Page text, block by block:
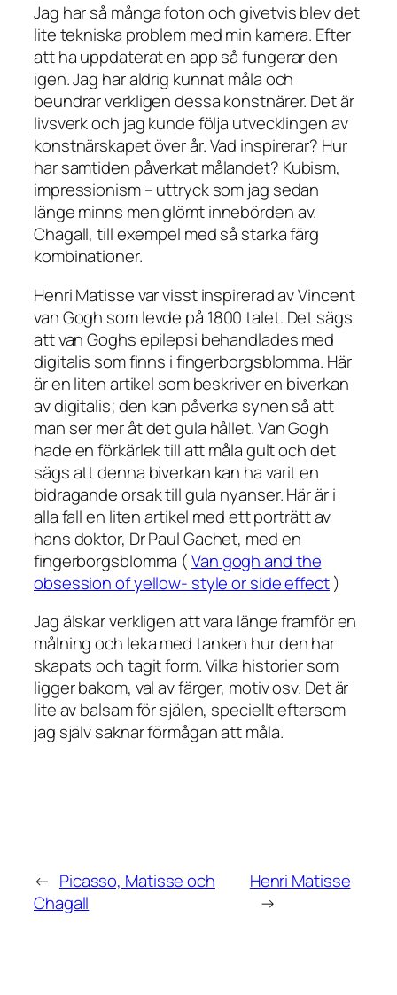
Jag har så många foton och givetvis blev det
lite tekniska problem med min kamera. Efter
att ha uppdaterat en app så fungerar den
igen. Jag har aldrig kunnat måla och
beundrar verkligen dessa konstnärer. Det är
livsverk och jag kunde följa utvecklingen av
konstnärskapet över år. Vad inspirerar? Hur
har samtiden påverkat målandet? Kubism,
impressionism – uttryck som jag sedan
länge minns men glömt innebörden av.
Chagall, till exempel med så starka färg
kombinationer.
Henri Matisse var visst inspirerad av Vincent
van Gogh som levde på 1800 talet. Det sägs
att van Goghs epilepsi behandlades med
digitalis som finns i fingerborgsblomma. Här
är en liten artikel som beskriver en biverkan
av digitalis; den kan påverka synen så att
man ser mer åt det gula hållet. Van Gogh
hade en förkärlek till att måla gult och det
sägs att denna biverkan kan ha varit en
bidragande orsak till gula nyanser. Här är i
alla fall en liten artikel med ett porträtt av
hans doktor, Dr Paul Gachet, med en
fingerborgsblomma (Van gogh and the
obsession of yellow- style or side effect)
Jag älskar verkligen att vara länge framför en
målning och leka med tanken hur den har
skapats och tagit form. Vilka historier som
ligger bakom, val av färger, motiv osv. Det är
lite av balsam för själen, speciellt eftersom
jag själv saknar förmågan att måla.
← Picasso, Matisse och
Chagall
Henri Matisse
→